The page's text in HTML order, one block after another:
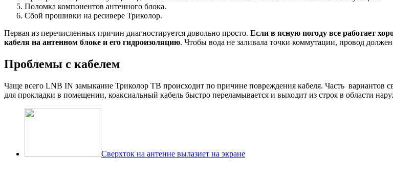
Поломка компонентов антенного блока.
Сбой прошивки на ресивере Триколор.
Первая из перечисленных причин диагностируется довольно просто. Если в ясную погоду все работает
кабеля на антенном блоке и его гидроизоляцию. Чтобы вода не заливала точки коммутации, провод
Проблемы с кабелем
Чаще всего LNB IN замыкание Триколор ТВ происходит по причине повреждения кабеля. Часть вариантов
для прокладки в помещении, коаксиальный кабель быстро переламывается и выходит из строя в области
Сверхток на антенне вылазиет на экране